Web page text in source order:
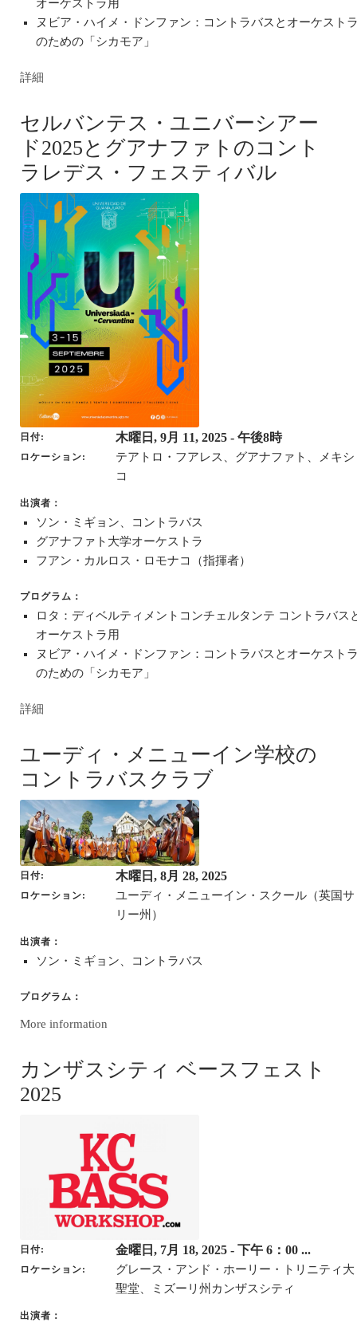
オーケストラ用
ヌビア・ハイメ・ドンファン：コントラバスとオーケスト
のための「シカモア」
詳細
セルバンテス・ユニバーシアー
ド2025とグアナファトのコント
ラレデス・フェスティバル
日付 木曜日, 9月 11, 2025 - 午後8時
ロケーション
テアトロ・フアレス、グアナファト、メキシ
コ
出演者：
ソン・ミギョン、コントラバス
グアナファト大学オーケストラ
フアン・カルロス・ロモナコ（指揮者）
プログラム：
ロタ：ディベルティメントコンチェルタンテ コントラバス
オーケストラ用
ヌビア・ハイメ・ドンファン：コントラバスとオーケスト
のための「シカモア」
詳細
ユーディ・メニューイン学校の
コントラバスクラブ
日付 木曜日, 8月 28, 2025
ロケーション
ユーディ・メニューイン・スクール（英国サ
リー州）
出演者：
ソン・ミギョン、コントラバス
プログラム：
More information
カンザスシティ ベースフェスト
2025
日付 金曜日, 7月 18, 2025 - 下午 6：00 ...
ロケーション
グレース・アンド・ホーリー・トリニティ大
聖堂、ミズーリ州カンザスシティ
出演者：